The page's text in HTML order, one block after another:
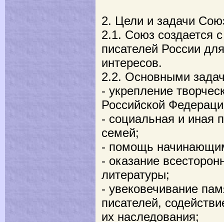
2. Цели и задачи
2.1. Союз создается
писателей России
интересов.
2.2. Основными
- укрепление
Российской
- социальная и иная
семей;
- помощь
- оказание
литературы;
- увековечивание
писателей,
их наследования;